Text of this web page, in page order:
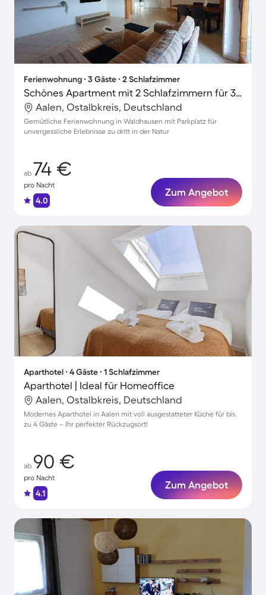
Ferienwohnung ∙ 3 Gäste ∙ 2 Schlafzimmer
Schönes Apartment mit 2 Schlafzimmern für 3 Personen
Aalen, Ostalbkreis, Deutschland
Gemütliche Ferienwohnung in Waldhausen mit Parkplatz für
unvergessliche Erlebnisse zu dritt in der Natur
ab 74 €
pro Nacht
4.0
Zum Angebot
Aparthotel ∙ 4 Gäste ∙ 1 Schlafzimmer
Aparthotel | Ideal für Homeoffice
Aalen, Ostalbkreis, Deutschland
Modernes Aparthotel in Aalen mit voll ausgestatteter Küche für bis
zu 4 Gäste – Ihr perfekter Rückzugsort!
ab 90 €
pro Nacht
4.1
Zum Angebot